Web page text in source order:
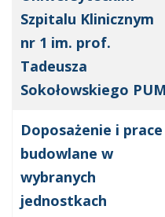
Szpitalu Klinicznym
nr 1 im. prof.
Tadeusza
Sokołowskiego PUM
Doposażenie i prace
budowlane w
wybranych
jednostkach